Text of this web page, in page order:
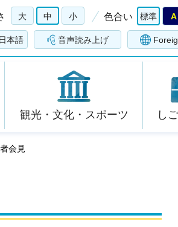
大 中 小 色合い 標準 A
本語 音声読み上げ
観光・文化・スポーツ し
会見